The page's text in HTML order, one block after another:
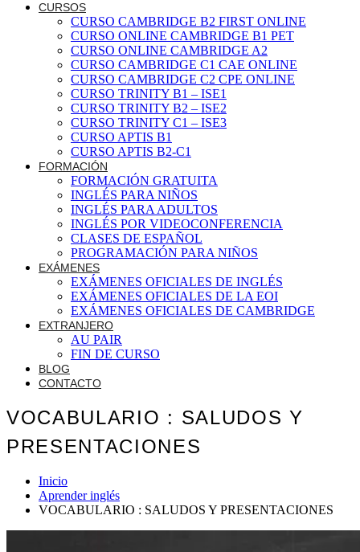
CURSOS
CURSO CAMBRIDGE B2 FIRST ONLINE
CURSO ONLINE CAMBRIDGE B1 PET
CURSO ONLINE CAMBRIDGE A2
CURSO CAMBRIDGE C1 CAE ONLINE
CURSO CAMBRIDGE C2 CPE ONLINE
CURSO TRINITY B1 – ISE1
CURSO TRINITY B2 – ISE2
CURSO TRINITY C1 – ISE3
CURSO APTIS B1
CURSO APTIS B2-C1
FORMACIÓN
FORMACIÓN GRATUITA
INGLÉS PARA NIÑOS
INGLÉS PARA ADULTOS
INGLÉS POR VIDEOCONFERENCIA
CLASES DE ESPAÑOL
PROGRAMACIÓN PARA NIÑOS
EXÁMENES
EXÁMENES OFICIALES DE INGLÉS
EXÁMENES OFICIALES DE LA EOI
EXÁMENES OFICIALES DE CAMBRIDGE
EXTRANJERO
AU PAIR
FIN DE CURSO
BLOG
CONTACTO
VOCABULARIO : SALUDOS Y
PRESENTACIONES
Inicio
Aprender inglés
VOCABULARIO : SALUDOS Y PRESENTACIONES